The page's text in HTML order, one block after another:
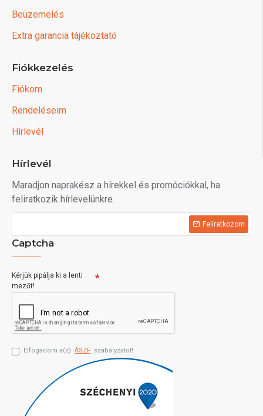
Beüzemelés
Extra garancia tájékoztató
Fiókkezelés
Fiókom
Rendeléseim
Hírlevél
Hírlevél
Maradjon naprakész a hírekkel és promóciókkal, ha
feliratkozik hírlevelünkre.
Felíratkozom
Captcha
Kérjük pipálja ki a lenti
mezőt!
Elfogadom a(z) ÁSZF szabályzatot!